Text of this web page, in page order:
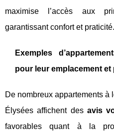
maximise l’accès aux
garantissant confort et praticité.
Exemples
pour leur emplacement et
De nombreux appartements à
Élysées affichent des avis
favorables quant à la